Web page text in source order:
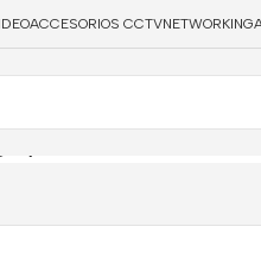
ACCESORIOS CCTVNETWORKING